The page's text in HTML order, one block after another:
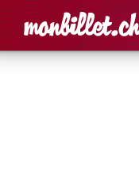
Accueil